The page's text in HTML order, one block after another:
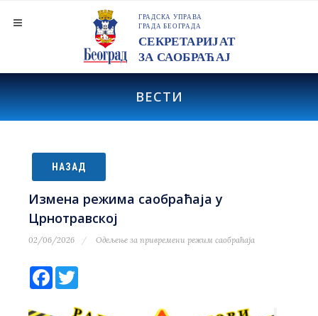
ВЕСТИ
НАЗАД
Измена режима саобраћаја у
Црнотравској
02/06/2026 Одељење за привремени режим саобраћаја
Facebook